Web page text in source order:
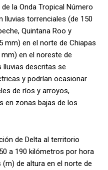
la Onda Tropical Número
lluvias torrenciales (de 150
Quintana Roo y
mm) en el norte de Chiapas
en el noreste de
lluvias descritas se
y podrían ocasionar
de ríos y arroyos,
en zonas bajas de los
de Delta al territorio
a 190 kilómetros por hora
de altura en el norte de